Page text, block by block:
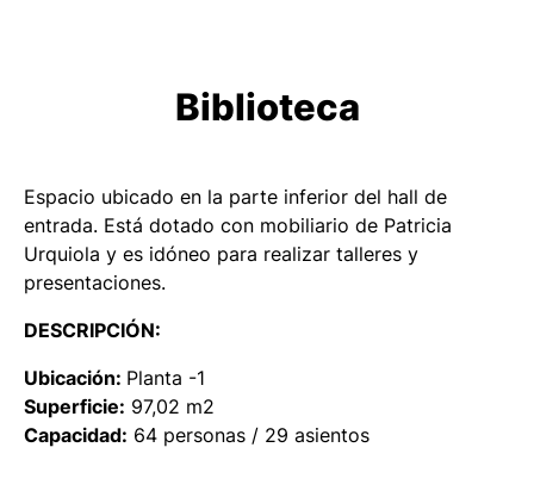
Biblioteca
Espacio ubicado en la parte inferior del hall de
entrada. Está dotado con mobiliario de Patricia
Urquiola y es idóneo para realizar talleres y
presentaciones.
DESCRIPCIÓN:
Ubicación: Planta -1
Superficie: 97,02 m2
Capacidad: 64 personas / 29 asientos